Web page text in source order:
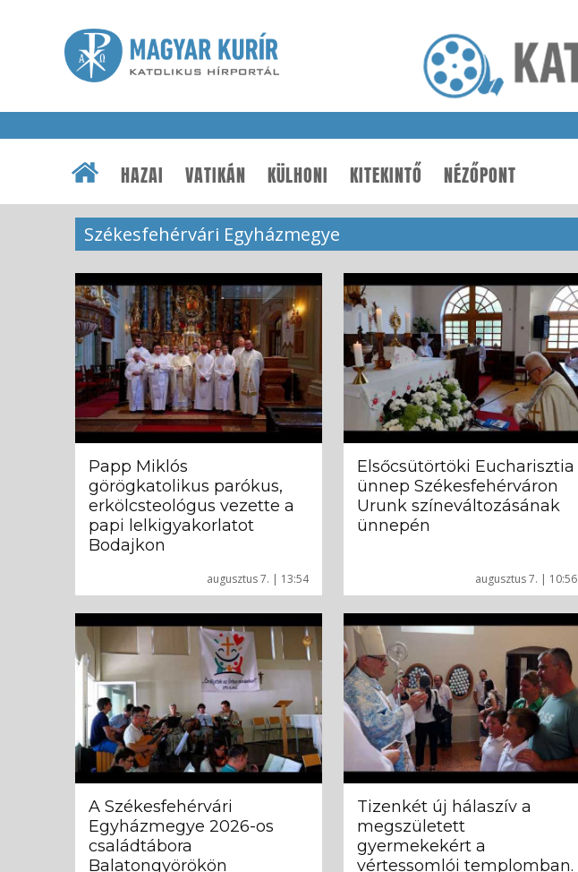
HAZAI VATIKÁN KÜLHONI KITEKINTŐ NÉZŐPONT
Székesfehérvári Egyházmegye
augusztus 7. | 13:54
Papp Miklós
görögkatolikus parókus,
erkölcsteológus vezette a
papi lelkigyakorlatot
Bodajkon
augusztus 7. | 10:56
Elsőcsütörtöki Eucharisztia
ünnep Székesfehérváron
Urunk színeváltozásának
ünnepén
A Székesfehérvári
Egyházmegye 2026-os
családtábora
Balatongyörökön
Tizenkét új hálaszív a
megszületett
gyermekekért a
vértessomlói templomban.